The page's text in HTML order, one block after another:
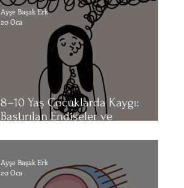
8–10 Yaş Çocuklarda Kaygı:
Bastırılan Endişeler ve
Ayşe Başak Erk
20 Oca
Ayşe Başak Erk
20 Oca